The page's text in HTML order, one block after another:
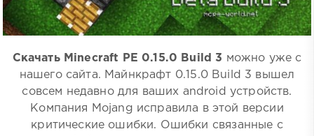
Скачать Minecraft PE 0.15.0 Build 3 можно уже с
нашего сайта. Майнкрафт 0.15.0 Build 3 вышел
совсем недавно для ваших android устройств.
Компания Mojang исправила в этой версии
критические ошибки. Ошибки связанные с